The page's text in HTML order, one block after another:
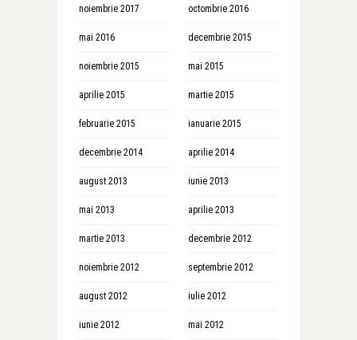
noiembrie 2017 octombrie 2016
mai 2016 decembrie 2015
noiembrie 2015 mai 2015
aprilie 2015 martie 2015
februarie 2015 ianuarie 2015
decembrie 2014 aprilie 2014
august 2013 iunie 2013
mai 2013 aprilie 2013
martie 2013 decembrie 2012
noiembrie 2012 septembrie 2012
august 2012 iulie 2012
iunie 2012 mai 2012